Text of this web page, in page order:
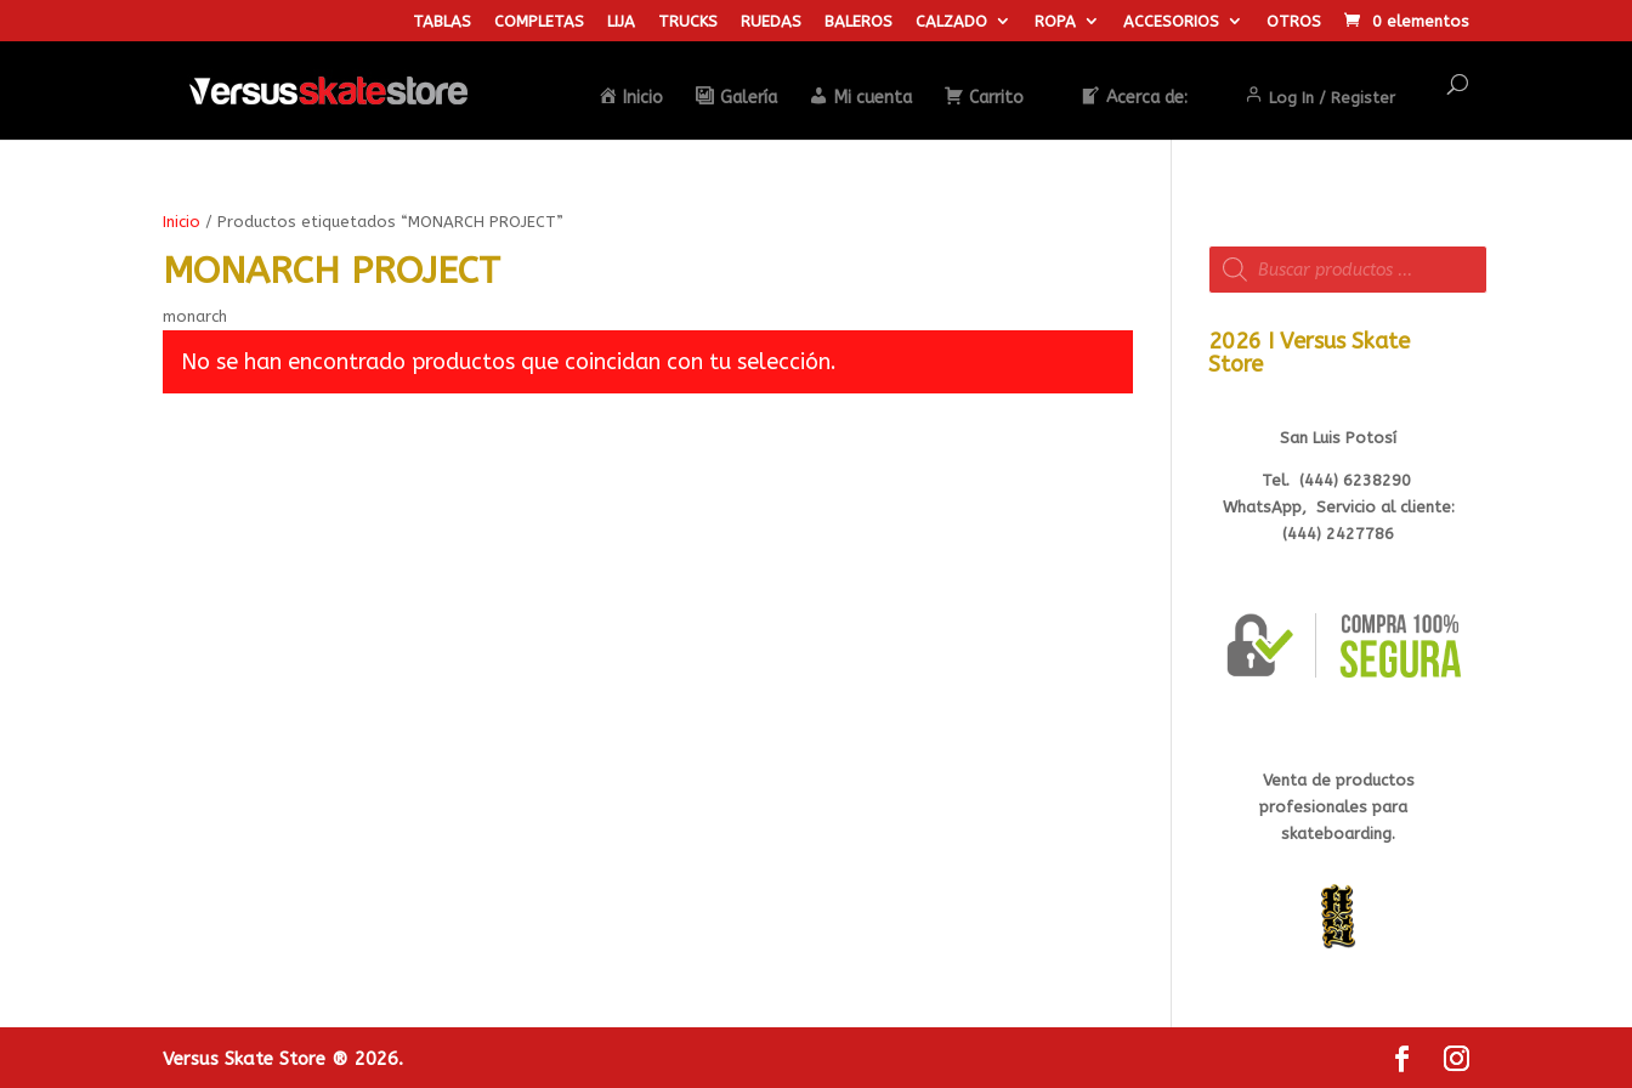
TABLAS COMPLETAS LIJA TRUCKS RUEDAS BALEROS CALZADO ROPA ACCESORIOS OTROS 0 elementos
Inicio Galería Mi cuenta Carrito Acerca de: Log In / Register
Búsqueda
Inicio / Productos etiquetados “MONARCH PROJECT”
MONARCH PROJECT
monarch
No se han encontrado productos que coincidan con tu selección.
Búsqueda
de
productos
2026 I Versus Skate
Store
San Luis Potosí
Tel. (444) 6238290
WhatsApp, Servicio al cliente:
(444) 2427786
Venta de productos
profesionalespara
skateboarding.
Versus Skate Store ® 2026.